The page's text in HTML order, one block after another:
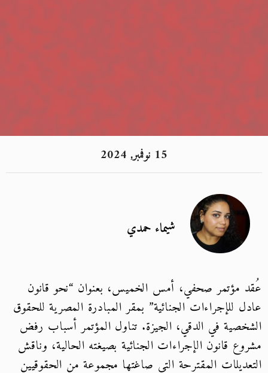
15 نوفمبر, 2024
شيماء حمدي
عُقد مؤتمر صحفي، أمس الخميس، بعنوان “نحو قانون
عادل للإجراءات الجنائية” بمقر المبادرة المصرية للحقوق
الشخصية في الدقي، الجيزة. تناول المؤتمر أسباب رفض
مشروع قانون الإجراءات الجنائية بصيغته الحالية، وناقش
التعديلات المقترحة التي صاغتها مجموعة من الحقوقيين